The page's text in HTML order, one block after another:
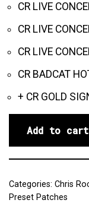
CR LIVE
CR LIVE
CR LIVE
CR BADCAT
+ CR GOLD
Add to cart
Categories: Chris
Preset Patches